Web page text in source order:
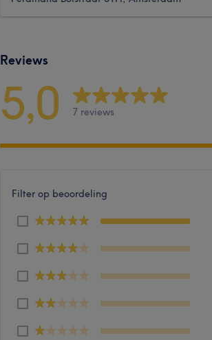
Reviews
5,0 7 reviews
Filter op beoordeling